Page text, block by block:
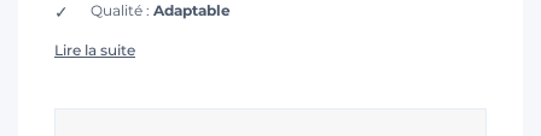
Qualité : Adaptable
Lire la suite